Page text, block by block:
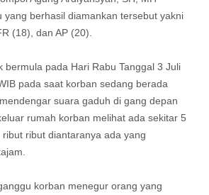
yang berhasil diamankan tersebut yakni
(18), dan AP (20).
bermula pada Hari Rabu Tanggal 3 Juli
pada saat korban sedang berada
suara gaduh di gang depan
rumah korban melihat ada sekitar 5
ribut diantaranya ada yang
korban menegur orang yang